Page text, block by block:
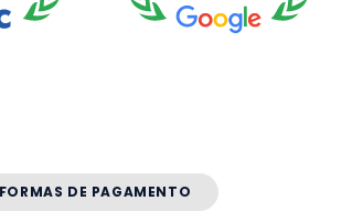
FORMAS DE PAGAMENTO